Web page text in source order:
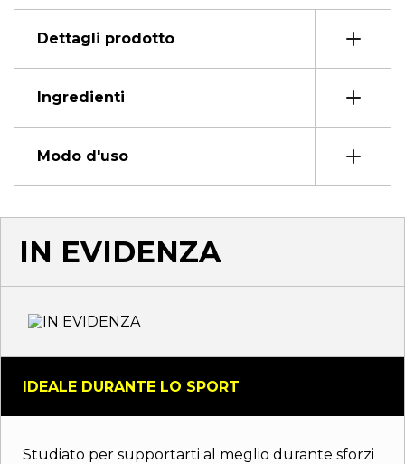
Dettagli prodotto
Ingredienti
Modo d'uso
IN EVIDENZA
IDEALE DURANTE LO SPORT
Studiato per supportarti al meglio durante sforzi